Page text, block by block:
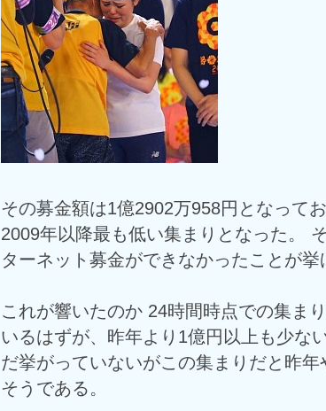
その募金額は1億2902万958円となって
2009年以降最も低い集まりとなった。
ターネット募金ができなかったことが挙
これが響いたのか 24時間時点での集ま
いるはずが、昨年より1億円以上も少な
だ挙がっていないがこの集まりだと昨
そうである。